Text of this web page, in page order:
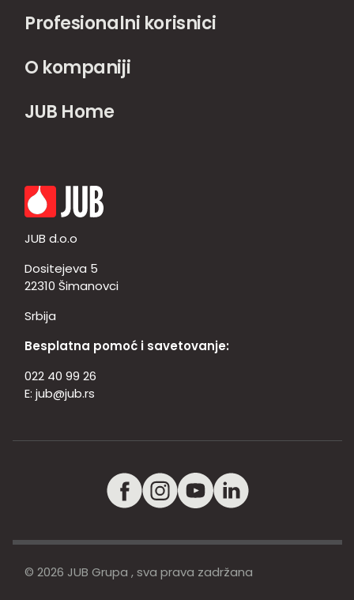
Profesionalni korisnici
O kompaniji
JUB Home
JUB d.o.o
Dositejeva 5
22310 Šimanovci
Srbija
Besplatna pomoć i savetovanje:
022 40 99 26
E: jub@jub.rs
© 2026 JUB Grupa , sva prava zadržana